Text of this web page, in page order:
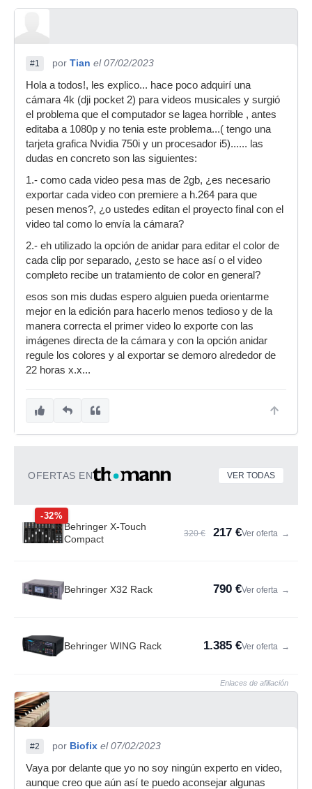
#1 por Tian el 07/02/2023
Hola a todos!, les explico... hace poco adquirí una
cámara 4k (dji pocket 2) para videos musicales y surgió
el problema que el computador se lagea horrible , antes
editaba a 1080p y no tenia este problema...( tengo una
tarjeta grafica Nvidia 750i y un procesador i5)...... las
dudas en concreto son las siguientes:
1.- como cada video pesa mas de 2gb, ¿es necesario
exportar cada video con premiere a h.264 para que
pesen menos?, ¿o ustedes editan el proyecto final con el
video tal como lo envía la cámara?
2.- eh utilizado la opción de anidar para editar el color de
cada clip por separado, ¿esto se hace así o el video
completo recibe un tratamiento de color en general?
esos son mis dudas espero alguien pueda orientarme
mejor en la edición para hacerlo menos tedioso y de la
manera correcta el primer video lo exporte con las
imágenes directa de la cámara y con la opción anidar
regule los colores y al exportar se demoro alrededor de
22 horas x.x...
OFERTAS EN VER TODAS
-32%
Behringer X-Touch
Compact
320 € 217 €Ver oferta →
Behringer X32 Rack 790 €Ver oferta →
Behringer WING Rack 1.385 €Ver oferta →
Enlaces de afiliación
#2 por Biofix el 07/02/2023
Vaya por delante que yo no soy ningún experto en video,
aunque creo que aún así te puedo aconsejar algunas